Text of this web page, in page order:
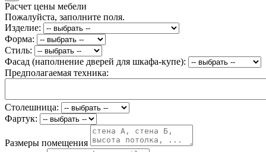
Расчет цены мебели
Пожалуйста, заполните поля.
Изделие:
Форма:
Стиль:
Фасад (наполнение дверей для шкафа-купе):
Предполагаемая техника:
Столешница:
Фартук:
Размеры помещения